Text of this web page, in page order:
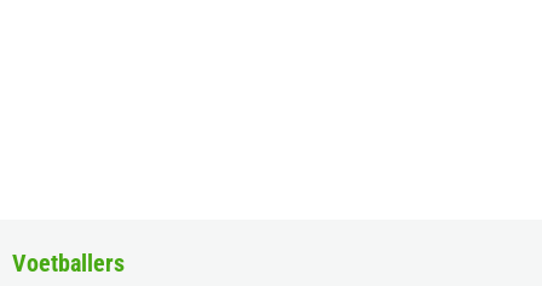
Voetballers